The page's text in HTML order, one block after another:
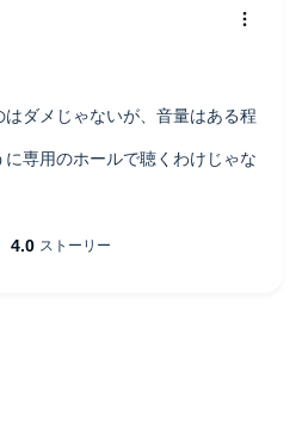
ダメじゃないが、音量はある程
専用のホールで聴くわけじゃな
かっり聞こえなかったりして聞